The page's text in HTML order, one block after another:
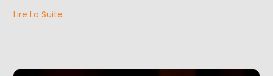
Lire La Suite